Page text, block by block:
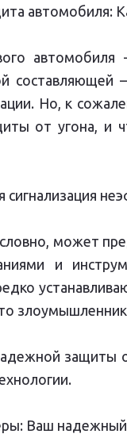
автомобиля:
составляющей
Но, к
от угона, и
может
и
защиты
Ваш надежный